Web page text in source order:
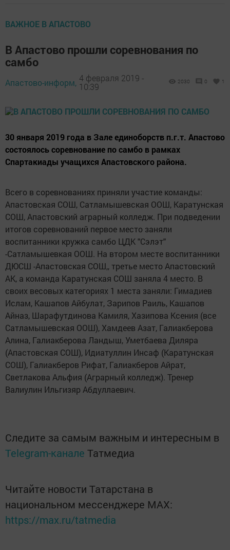
ВАЖНОЕ В АПАСТОВО
В Апастово прошли соревнования по
самбо
Апастово-информ, 4 февраля 2019 -
10:39
2030 0 1
30 января 2019 года в Зале единоборств п.г.т. Апастово
состоялось соревнование по самбо в рамках
Спартакиады учащихся Апастовского района.
Всего в соревнованиях приняли участие команды:
Апастовская СОШ, Сатламышевская ООШ, Каратунская
СОШ, Апастовский аграрный колледж. При подведении
итогов соревнований первое место заняли
воспитанники кружка самбо ЦДК "Сэлэт"
-Сатламышевкая ООШ. На втором месте воспитанники
ДЮСШ -Апастовская СОШ,, третье место Апастовский
АК, а команда Каратунская СОШ заняла 4 место. В
своих весовых категориях 1 места заняли: Гимадиев
Ислам, Кашапов Айбулат, Зарипов Раиль, Кашапов
Айназ, Шарафутдинова Камиля, Хазипова Ксения (все
Сатламышевская ООШ), Хамдеев Азат, Галиакберова
Алина, Галиакберова Ландыш, Уметбаева Диляра
(Апастовская СОШ), Идиатуллин Инсаф (Каратунская
СОШ), Галиакберов Рифат, Галиакберов Айрат,
Светлакова Альфия (Аграрный колледж). Тренер
Валиулин Ильгизяр Абдуллаевич.
Следите за самым важным и интересным в
Telegram-канале Татмедиа
Читайте новости Татарстана в
национальном мессенджере MАХ:
https://max.ru/tatmedia